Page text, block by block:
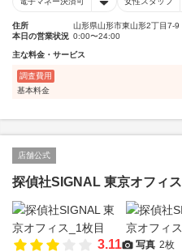
住所
山形県山形市東山形2丁目7-9
本日の営業状況 0:00〜24:00
主な料金・サービス
調査費用
基本料金
店舗公式
探偵社SIGNAL 東京オフィス
3.11 写真 2枚